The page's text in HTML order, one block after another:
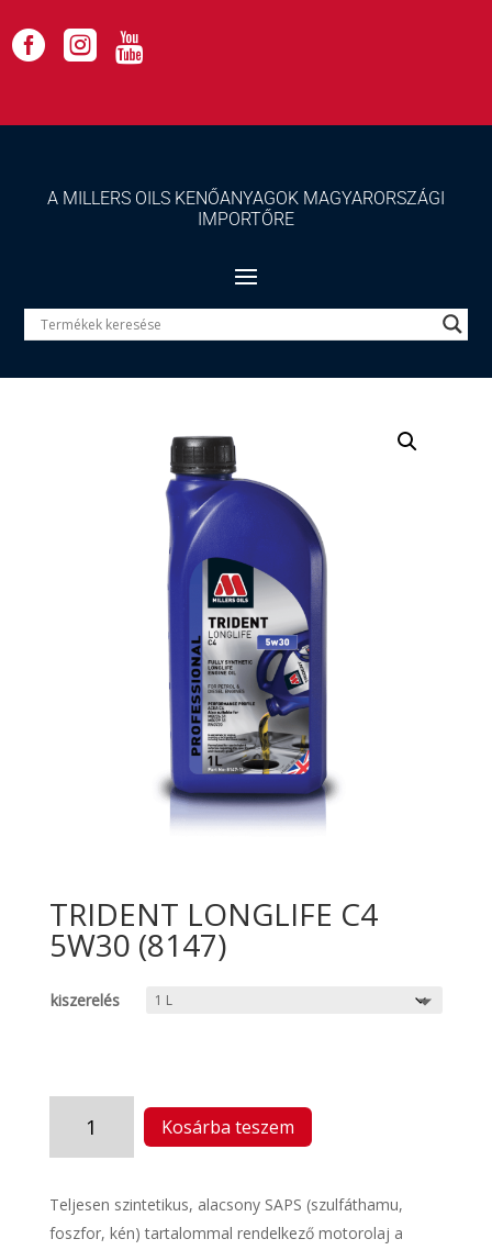
  
A MILLERS OILS KENŐANYAGOK MAGYARORSZÁGI
IMPORTŐRE
TRIDENT LONGLIFE C4
5W30 (8147)
kiszerelés
LONGLIFE
C4
(8147)
mennyiség
Kosárba teszem
Teljesen szintetikus, alacsony SAPS (szulfáthamu,
foszfor, kén) tartalommal rendelkező motorolaj a